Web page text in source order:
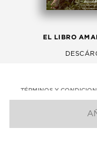
EL LIBRO
TÉRMINOS Y